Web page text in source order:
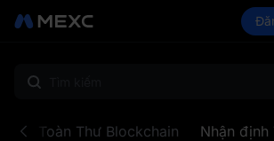
Thị trường
Toàn Thư Blockchain Nhận định